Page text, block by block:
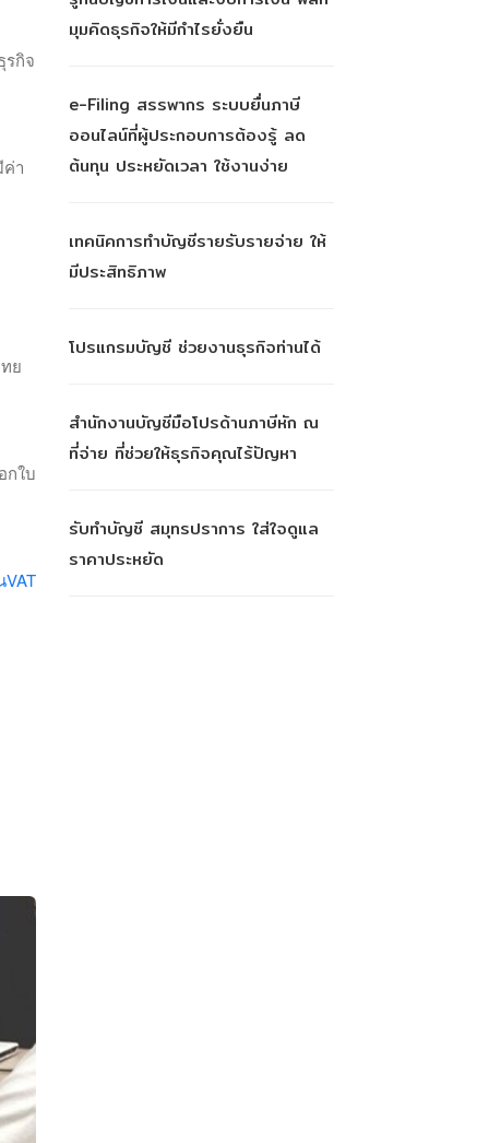
รกิจ
า
ย
กใบ
มุมคิดธุรกิจให้มีกำไรยั่งยืน
e-Filing สรรพากร ระบบยื่นภาษี
ออนไลน์ที่ผู้ประกอบการต้องรู้ ลด
ต้นทุน ประหยัดเวลา ใช้งานง่าย
เทคนิคการทำบัญชีรายรับรายจ่าย ให้
มีประสิทธิภาพ
โปรแกรมบัญชี ช่วยงานธุรกิจท่านได้
สำนักงานบัญชีมือโปรด้านภาษีหัก ณ
ที่จ่าย ที่ช่วยให้ธุรกิจคุณไร้ปัญหา
รับทำบัญชี สมุทรปราการ ใส่ใจดูแล
ราคาประหยัด